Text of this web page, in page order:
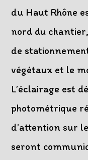
du Haut Rhône
nord du
de
végétaux et le
L’éclairage est
photométrique
d’attention sur
seront